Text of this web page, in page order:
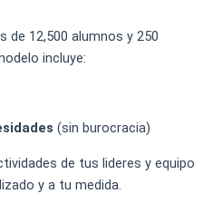
de 12,500 alumnos y 250
incluye:
(sin burocracia)
de tus lideres y equipo
y a tu medida.